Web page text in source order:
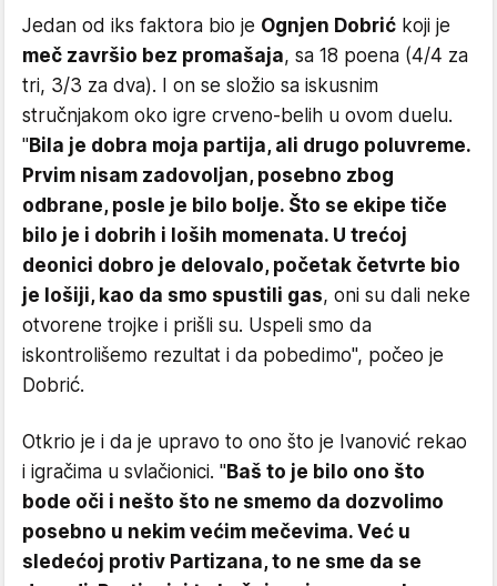
Jedan od iks faktora bio je Ognjen Dobrić koji je
meč završio bez promašaja, sa 18 poena (4/4 za
tri, 3/3 za dva). I on se složio sa iskusnim
stručnjakom oko igre crveno-belih u ovom duelu.
"Bila je dobra moja partija, ali drugo poluvreme.
Prvim nisam zadovoljan, posebno zbog
odbrane, posle je bilo bolje. Što se ekipe tiče
bilo je i dobrih i loših momenata. U trećoj
deonici dobro je delovalo, početak četvrte bio
je lošiji, kao da smo spustili gas, oni su dali neke
otvorene trojke i prišli su. Uspeli smo da
iskontrolišemo rezultat i da pobedimo", počeo je
Dobrić.
Otkrio je i da je upravo to ono što je Ivanović rekao
i igračima u svlačionici. "Baš to je bilo ono što
bode oči i nešto što ne smemo da dozvolimo
posebno u nekim većim mečevima. Već u
sledećoj protiv Partizana, to ne sme da se